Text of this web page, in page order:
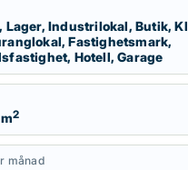
Lager, Industrilokal, Butik,
Fastighetsmark,
Hotell, Garage
2
månad